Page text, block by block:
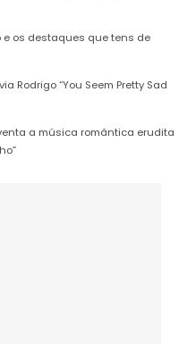
e os destaques que tens de
Rodrigo “You Seem Pretty Sad
a música romântica erudita